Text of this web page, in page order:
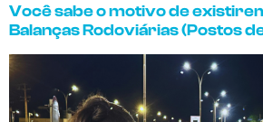
Você sabe o motivo de
Balanças Rodoviárias (Postos